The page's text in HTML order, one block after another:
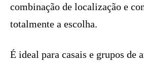
combinação de localização e
totalmente a escolha.
É ideal para casais e grupos de